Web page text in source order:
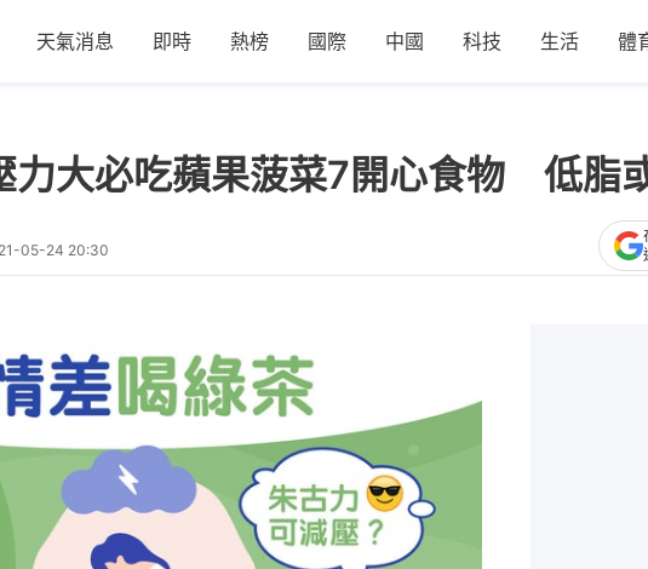
天氣消息 即時 熱榜 國際 中國 科技 生活 體
力大必吃蘋果菠菜7開心食物 低脂
05-24 20:30